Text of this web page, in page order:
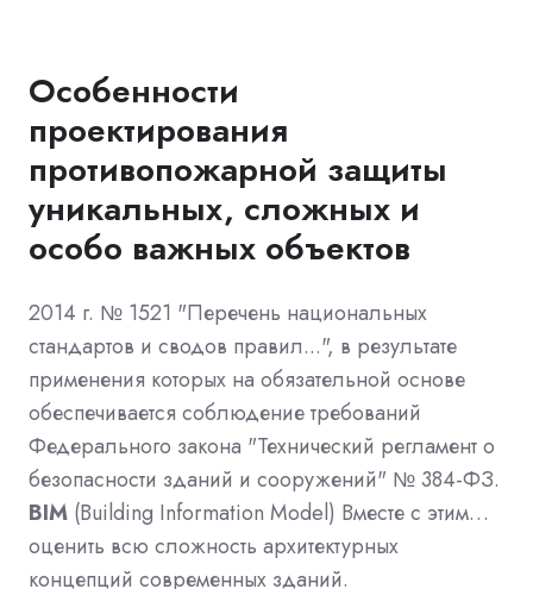
Особенности
проектирования
противопожарной защиты
уникальных, сложных и
особо важных объектов
2014 г. № 1521 "Перечень национальных
стандартов и сводов правил...", в результате
применения которых на обязательной основе
обеспечивается соблюдение требований
Федерального закона "Технический регламент о
безопасности зданий и сооружений" № 384-ФЗ.
BIM (Building Information Model) Вместе с этим…
оценить всю сложность архитектурных
концепций современных зданий.